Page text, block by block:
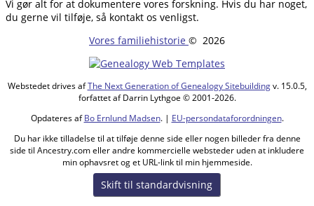
Vi gør alt for at dokumentere vores forskning. Hvis du har noget,
du gerne vil tilføje, så kontakt os venligst.
Vores familiehistorie © 2026
Webstedet drives afThe Next Generation of Genealogy Sitebuildingv. 15.0.5,
forfattet af Darrin Lythgoe © 2001-2026.
Opdateres afBo Ernlund Madsen. | EU-persondataforordningen.
Du har ikke tilladelse til at tilføje denne side eller nogen billeder fra denne
side til Ancestry.com eller andre kommercielle websteder uden at inkludere
min ophavsret og et URL-link til min hjemmeside.
Skift til standardvisning